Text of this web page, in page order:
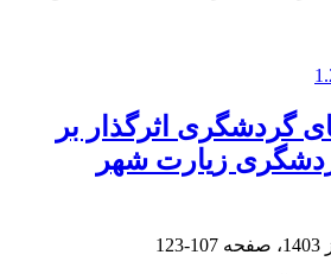
گردشگری اثرگذار بر
زیارت شهر
107-123